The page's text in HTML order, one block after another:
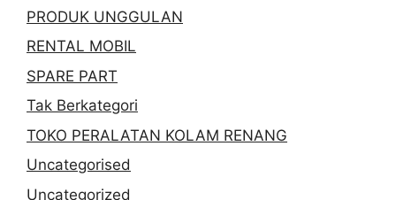
PRODUK UNGGULAN
RENTAL MOBIL
SPARE PART
Tak Berkategori
TOKO PERALATAN KOLAM RENANG
Uncategorised
Uncategorized